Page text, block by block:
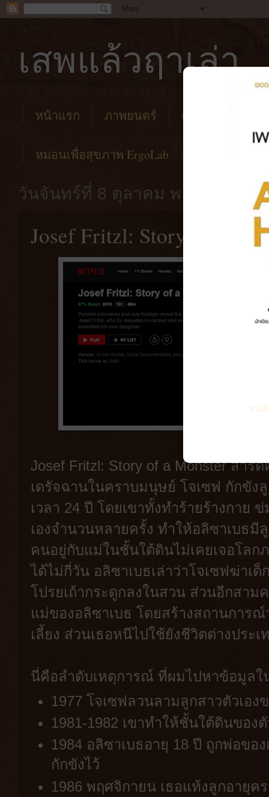
เสพแล้วฤาเล่า
หน้าแรก ภาพยนตร์ คาเฟ่
หมอนเพื่อสุขภาพ ErgoLab
วันจันทร์ที่ 8 ตุลาคม พ.ศ. 2561
Josef Fritzl: Story of a
Josef Fritzl: Story of a Monster สาร
เดรัจฉานในคราบมนุษย์ โจเซฟ กักขัง
เวลา 24 ปี โดยเขาทั้งทำร้ายร้างกาย
เองจำนวนหลายครั้ง ทำให้อลิซาเบธมี
คนอยู่กับแม่ในชั้นใต้ดินไม่เคยเจอโล
ได้ไม่กี่วัน อลิซาเบธเล่าว่าโจเซฟฆ่าเ
โปรยเถ้ากระดูกลงในสวน ส่วนอีกสาม
แม่ของอลิซาเบธ โดยสร้างสถานการ
เลี้ยง ส่วนเธอหนีไปใช้ยังชีวิตต่างประเ
นี่คือลำดับเหตุการณ์ ที่ผมไปหาข้อมูลใ
1977 โจเซฟลวนลามลูกสาวตัวเอ
1981-1982 เขาทำให้ชั้นใต้ดินของตั
1984 อลิซาเบธอายุ 18 ปี ถูกพ่อขอ
กักขังไว้
1986 พฤศจิกายน เธอแท้งลูกอายุค
หนัง